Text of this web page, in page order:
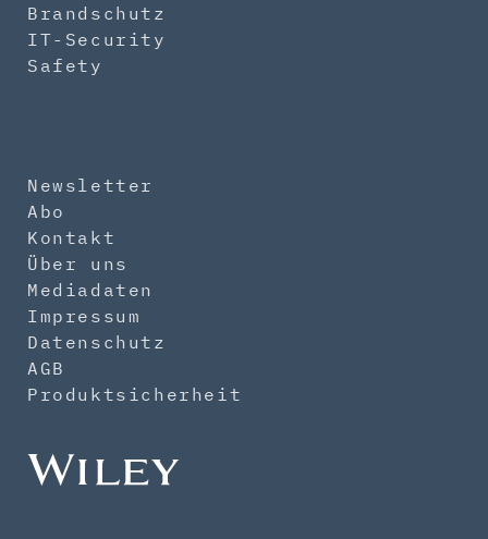
Brandschutz
IT-Security
Safety
Newsletter
Abo
Kontakt
Über uns
Mediadaten
Impressum
Datenschutz
AGB
Produktsicherheit